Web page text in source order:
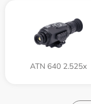
ATN 640 2.525x